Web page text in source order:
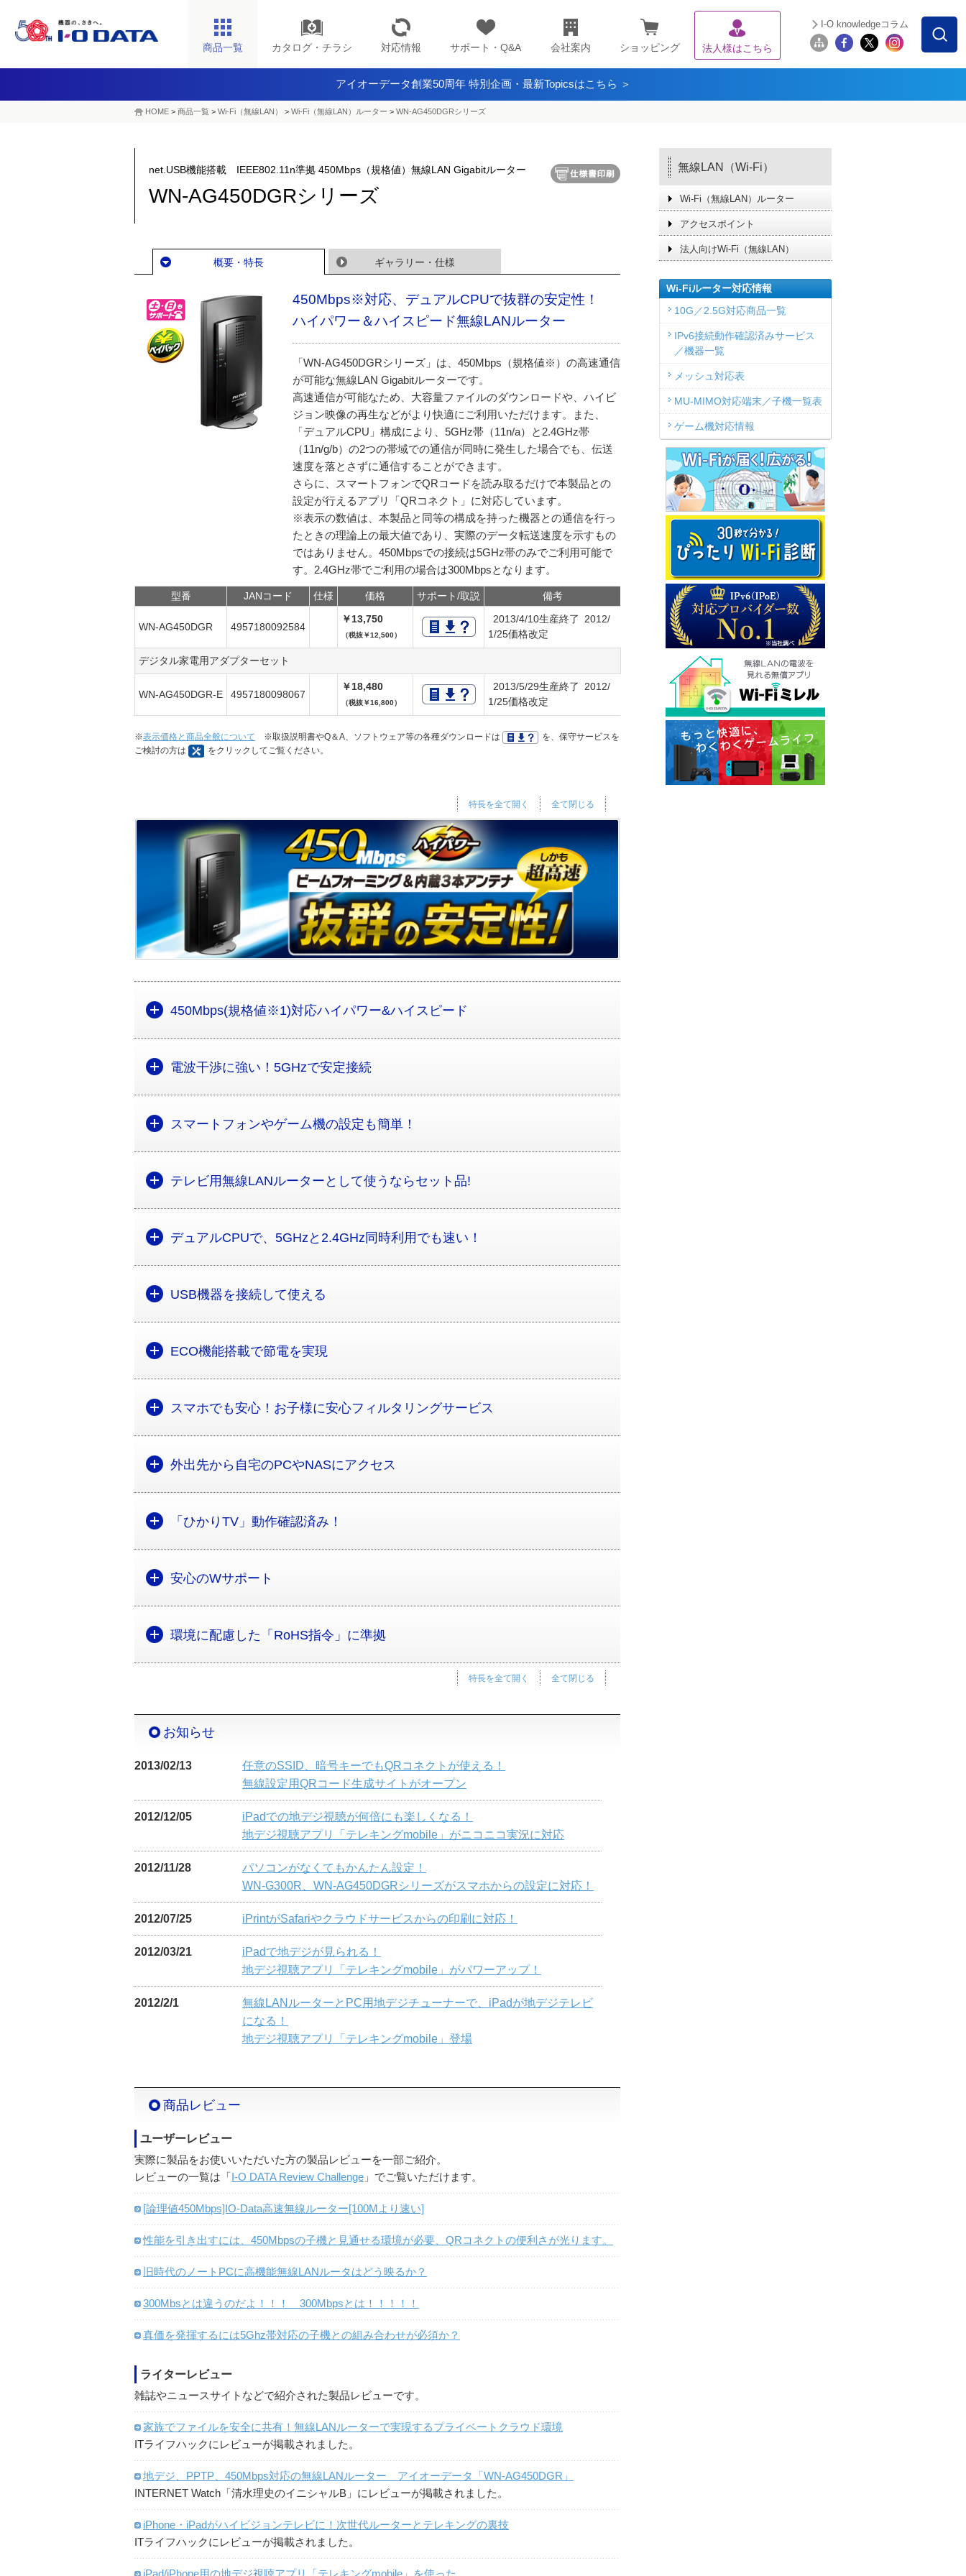
商品一覧 カタログ・チラシ 対応情報 サポート・Q&A 会社案内 ショッピング 法人様はこちら
I-O knowledgeコラム
アイオーデータ創業50周年 特別企画・最新Topicsはこちら ＞
HOME > 商品一覧 > Wi-Fi（無線LAN） > Wi-Fi（無線LAN）ルーター > WN-AG450DGRシリーズ
net.USB機能搭載 IEEE802.11n準拠 450Mbps（規格値）無線LAN Gigabitルーター
WN-AG450DGRシリーズ
概要・特長 ギャラリー・仕様
450Mbps※対応、デュアルCPUで抜群の安定性！
ハイパワー＆ハイスピード無線LANルーター
「WN-AG450DGRシリーズ」は、450Mbps（規格値※）の高速通信
が可能な無線LAN Gigabitルーターです。
高速通信が可能なため、大容量ファイルのダウンロードや、ハイビ
ジョン映像の再生などがより快適にご利用いただけます。また、
「デュアルCPU」構成により、5GHz帯（11n/a）と2.4GHz帯
（11n/g/b）の2つの帯域での通信が同時に発生した場合でも、伝送
速度を落とさずに通信することができます。
さらに、スマートフォンでQRコードを読み取るだけで本製品との
設定が行えるアプリ「QRコネクト」に対応しています。
※表示の数値は、本製品と同等の構成を持った機器との通信を行っ
たときの理論上の最大値であり、実際のデータ転送速度を示すもの
ではありません。450Mbpsでの接続は5GHz帯のみでご利用可能で
す。2.4GHz帯でご利用の場合は300Mbpsとなります。
型番 JANコード 仕様 価格 サポート/取説 備考
WN-AG450DGR 4957180092584
￥13,750
（税抜￥12,500）
2013/4/10生産終了 2012/
1/25価格改定
デジタル家電用アダプターセット
WN-AG450DGR-E 4957180098067
￥18,480
（税抜￥16,800）
2013/5/29生産終了 2012/
1/25価格改定
※表示価格と商品全般について ※取扱説明書やQ＆A、ソフトウェア等の各種ダウンロードは
を、保守サービスを
ご検討の方は
をクリックしてご覧ください。
全て閉じる
特長を全て開く
450Mbps(規格値※1)対応ハイパワー&ハイスピード
電波干渉に強い！5GHzで安定接続
スマートフォンやゲーム機の設定も簡単！
テレビ用無線LANルーターとして使うならセット品!
デュアルCPUで、5GHzと2.4GHz同時利用でも速い！
USB機器を接続して使える
ECO機能搭載で節電を実現
スマホでも安心！お子様に安心フィルタリングサービス
外出先から自宅のPCやNASにアクセス
「ひかりTV」動作確認済み！
安心のWサポート
環境に配慮した「RoHS指令」に準拠
全て閉じる
特長を全て開く
お知らせ
2013/02/13
任意のSSID、暗号キーでもQRコネクトが使える！
無線設定用QRコード生成サイトがオープン
2012/12/05
iPadでの地デジ視聴が何倍にも楽しくなる！
地デジ視聴アプリ「テレキングmobile」がニコニコ実況に対応
2012/11/28
パソコンがなくてもかんたん設定！
WN-G300R、WN-AG450DGRシリーズがスマホからの設定に対応！
2012/07/25 iPrintがSafariやクラウドサービスからの印刷に対応！
2012/03/21
iPadで地デジが見られる！
地デジ視聴アプリ「テレキングmobile」がパワーアップ！
2012/2/1
無線LANルーターとPC用地デジチューナーで、iPadが地デジテレビ
になる！
地デジ視聴アプリ「テレキングmobile」登場
商品レビュー
ユーザーレビュー
実際に製品をお使いいただいた方の製品レビューを一部ご紹介。
レビューの一覧は「I-O DATA Review Challenge 」でご覧いただけます。
[論理値450Mbps]IO-Data高速無線ルーター[100Mより速い]
性能を引き出すには、450Mbpsの子機と見通せる環境が必要、QRコネクトの便利さが光ります。
旧時代のノートPCに高機能無線LANルータはどう映るか？
300Mbsとは違うのだよ！！！ 300Mbpsとは！！！！！
真価を発揮するには5Ghz帯対応の子機との組み合わせが必須か？
ライターレビュー
雑誌やニュースサイトなどで紹介された製品レビューです。
家族でファイルを安全に共有！無線LANルーターで実現するプライベートクラウド環境
ITライフハックにレビューが掲載されました。
地デジ、PPTP、450Mbps対応の無線LANルーター アイオーデータ「WN-AG450DGR」
INTERNET Watch「清水理史のイニシャルB」にレビューが掲載されました。
iPhone・iPadがハイビジョンテレビに！次世代ルーターとテレキングの裏技
ITライフハックにレビューが掲載されました。
iPad/iPhone用の地デジ視聴アプリ「テレキングmobile」を使った
無線LAN（Wi-Fi）
Wi-Fi（無線LAN）ルーター
アクセスポイント
法人向けWi-Fi（無線LAN）
Wi-Fiルーター対応情報
10G／2.5G対応商品一覧
IPv6接続動作確認済みサービス
／機器一覧
メッシュ対応表
MU-MIMO対応端末／子機一覧表
ゲーム機対応情報